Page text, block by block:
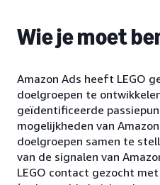
Wie je moet
Amazon Ads heeft LEGO
doelgroepen te
geïdentificeerde
mogelijkheden van
doelgroepen samen te
van de signalen van
LEGO contact gezocht